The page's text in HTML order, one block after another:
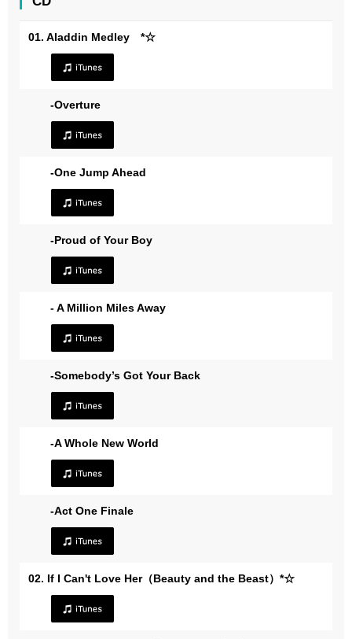
01. Aladdin Medley *☆
-Overture
-One Jump Ahead
-Proud of Your Boy
- A Million Miles Away
-Somebody’s Got Your Back
-A Whole New World
-Act One Finale
02. If I Can't Love Her（Beauty and the Beast）*☆